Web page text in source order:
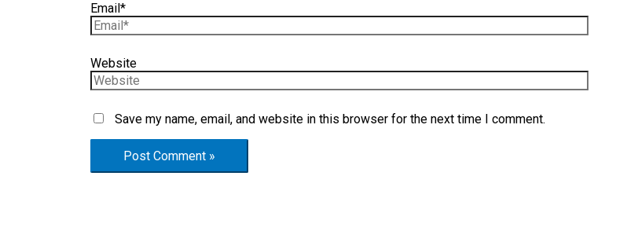
Email*
Website
Save my name, email, and website in this browser for the next time I comment.